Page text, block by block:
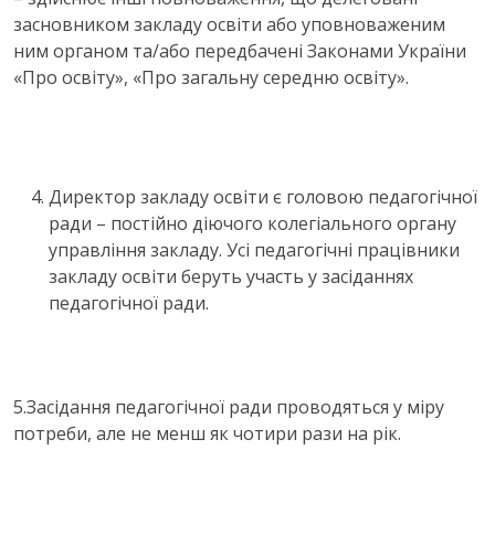
засновником закладу освіти або уповноваженим
ним органом та/або передбачені Законами України
«Про освіту», «Про загальну середню освіту».
Директор закладу освіти є головою педагогічної
ради – постійно діючого колегіального органу
управління закладу. Усі педагогічні працівники
закладу освіти беруть участь у засіданнях
педагогічної ради.
5.Засідання педагогічної ради проводяться у міру
потреби, але не менш як чотири рази на рік.